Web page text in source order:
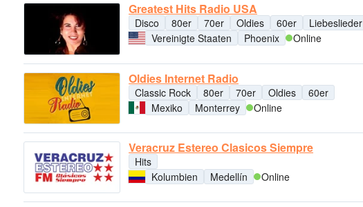
Greatest Hits Radio USA
Disco 80er 70er Oldies 60er
Liebeslieder
Vereinigte Staaten
Phoenix Online
Oldies Internet Radio
Classic Rock 80er 70er Oldies
60er
Mexiko
Monterrey Online
Veracruz Estereo Clasicos Siempre
Hits
Kolumbien
Medellín Online